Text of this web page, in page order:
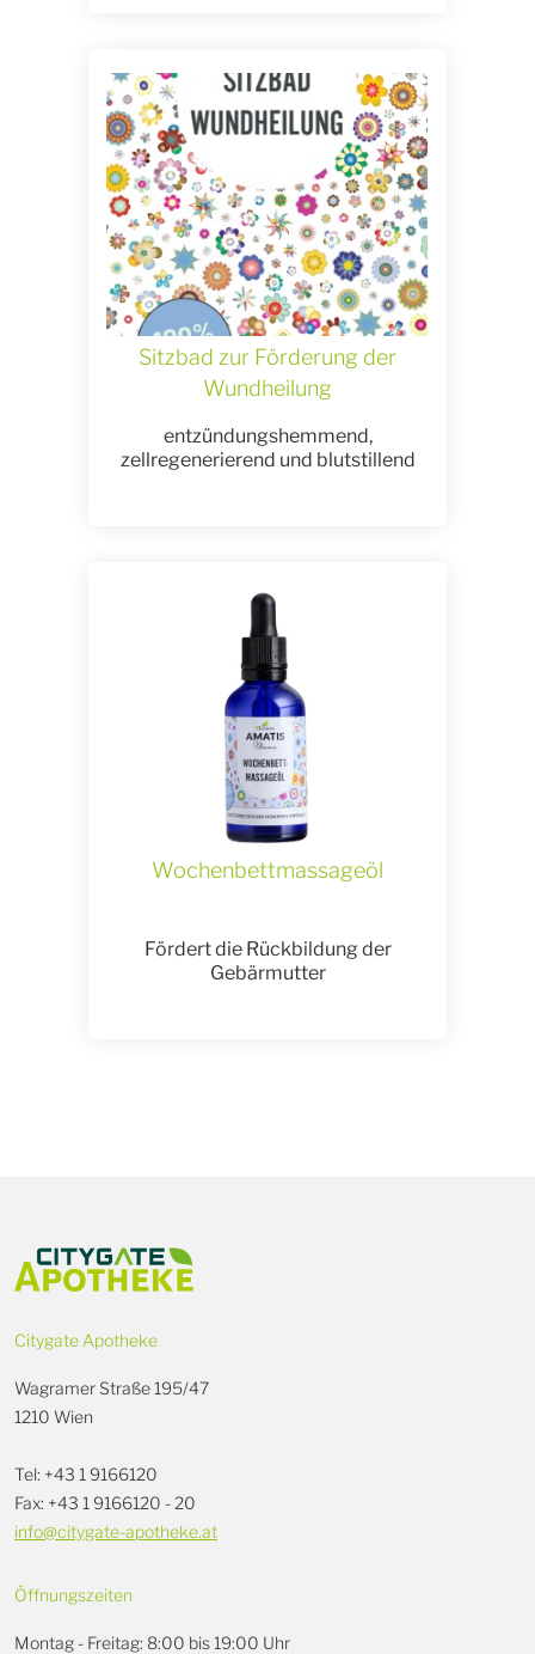
Sitzbad zur Förderung der
Wundheilung
entzündungshemmend,
zellregenerierend und blutstillend
Wochenbettmassageöl
Fördert die Rückbildung der
Gebärmutter
Citygate Apotheke
Wagramer Straße 195/47
1210 Wien
Tel: +43 1 9166120
Fax: +43 1 9166120 - 20
info@citygate-apotheke.at
Öffnungszeiten
Montag - Freitag: 8:00 bis 19:00 Uhr